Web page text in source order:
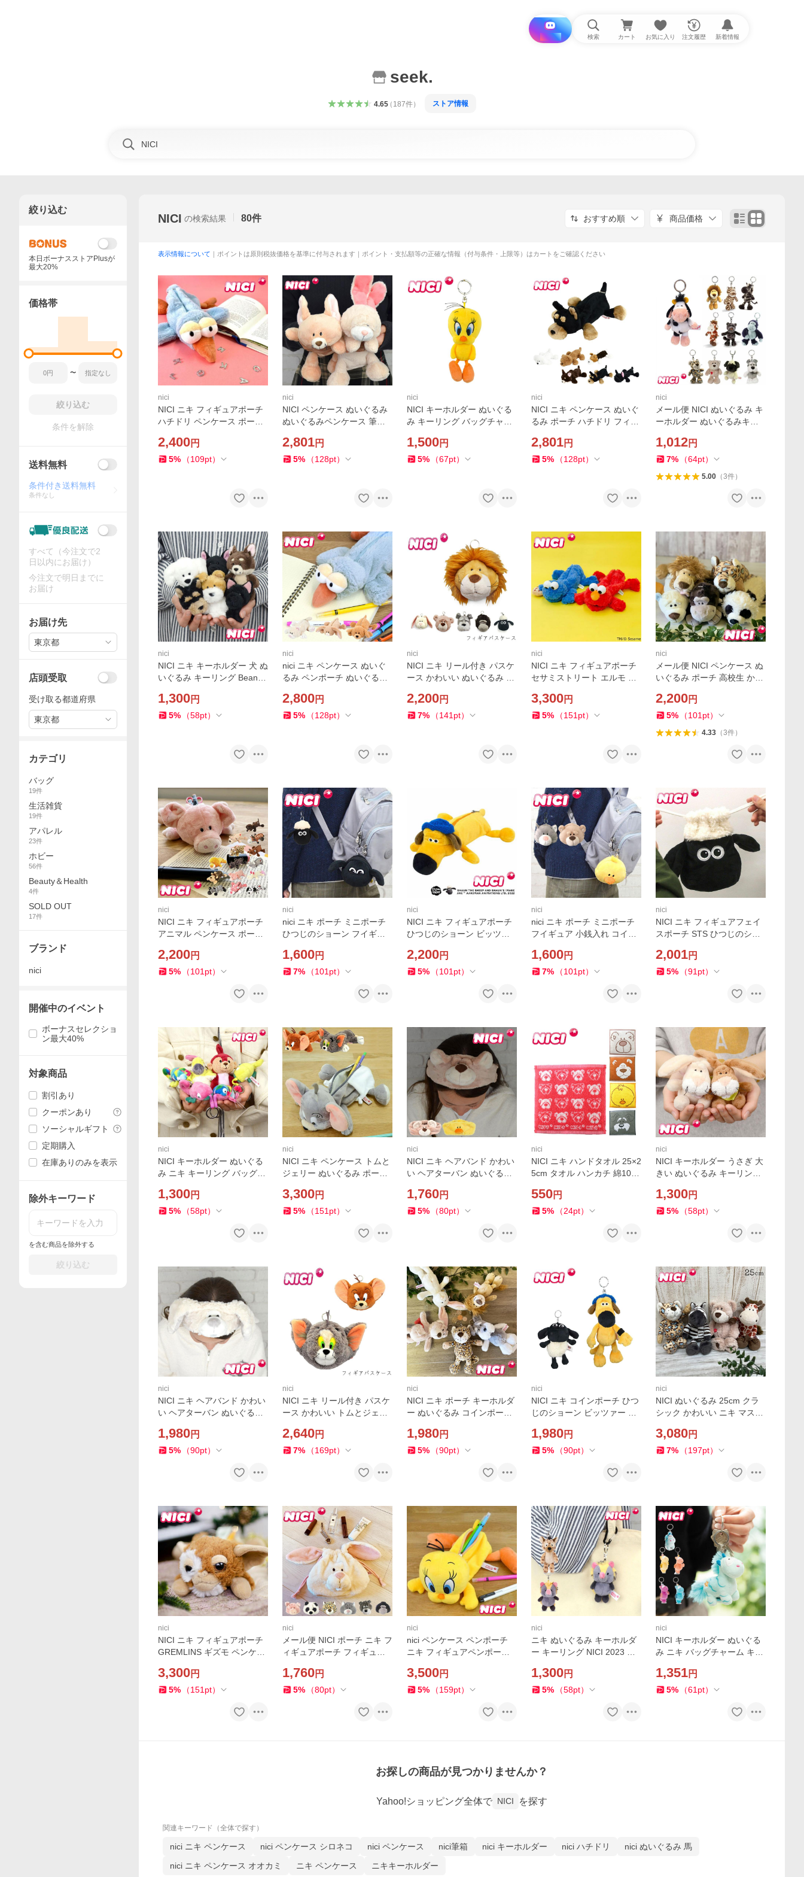
i と探す 検索 カート お気に入り 注文履歴 新着情報
seek.
4.65（ 187件） ストア情報
NICI の検索結果 80件 おすすめ順 商品価格
表示情報について ｜ポイントは原則税抜価格を基準に付与されます｜ポイント・支払額等の正確な情報（付与条件・上限等）はカートをご確認ください
nici
NICI ニキ フィギュアポーチ
ハチドリ ペンケース ポーチ
物 アニマル かわいい おしゃ
れ 中学生 高校生 プレ
2,400円
5% （109pt）
nici
NICI ペンケース ぬいぐるみ
ぬいぐるみペンケース 筆箱
キ ペンポーチ レディース キ
ッズ かわいい 高校生 ポー
2,801円
5% （128pt）
nici
NICI キーホルダー ぬいぐる
み キーリング バッグチャー
トゥイーティー 11cm BB ビ
ーンバッグ ドイツ カ
1,500円
5% （67pt）
nici
NICI ニキ ペンケース ぬいぐ
るみ ポーチ ハチドリ フィギ
クター アニマル 動物 ドイツ
可愛い 筆入れ 高校生
2,801円
5% （128pt）
nici
メール便 NICI ぬいぐるみ キ
ーホルダー ぬいぐるみキー
ニキ アニマル マスコット ラ
イオン レオパード タイガー
1,012円
7% （64pt）
5.00（3件）
nici
NICI ニキ キーホルダー 犬 ぬ
いぐるみ キーリング Bean B
ッグチャーム ブランド 高校
生 おしゃれ
1,300円
5% （58pt）
nici
nici ニキ ペンケース ぬいぐ
るみ ペンポーチ ぬいぐるみ
チ レディース キッズ 筆箱 高
校生 ポーチ 化粧ポーチ 女
2,800円
5% （128pt）
nici
NICI ニキ リール付き パスケ
ース かわいい ぬいぐるみ フ
ース キッズ フィギュア 動物
アニマル 定期入れ ICカ
2,200円
7% （141 pt）
nici
NICI ニキ フィギュアポーチ
セサミストリート エルモ ク
ス ポーチ 小物入れ 筆箱 ぬい
ぐるみ 動物 アニマル かわ
3,300円
5% （151 pt）
nici
メール便 NICI ペンケース ぬ
いぐるみ ポーチ 高校生 かわ
ぐるみペンケース レディー
ス/キッズ ニキ 全8種類 筆
2,200円
5% （101 pt）
4.33（3件）
nici
NICI ニキ フィギュアポーチ
アニマル ペンケース ポーチ
物 アニマル かわいい おしゃ
れ 中学生 高校生 プレ
2,200円
5% （101 pt）
nici
nici ニキ ポーチ ミニポーチ
ひつじのショーン フイギュ
校生 キーホルダー フィギュ
アポーチ カラビナ バッグチ
1,600円
7% （101 pt）
nici
NICI ニキ フィギュアポーチ
ひつじのショーン ビッツァ
れ 筆箱 ぬいぐるみ 動物 アニ
マル かわいい 中学生 高
2,200円
5% （101 pt）
nici
nici ニキ ポーチ ミニポーチ
フイギュア 小銭入れ コイン
ルダー フィギュアポーチ 小
物入れ カラビナ バッグチ
1,600円
7% （101 pt）
nici
NICI ニキ フィギュアフェイ
スポーチ STS ひつじのショ
ーチ 小物入れ 巾着 プレゼン
ト ギフト 中学生 高校生
2,001円
5% （91 pt）
nici
NICI キーホルダー ぬいぐる
み ニキ キーリング バッグア
おしゃれ 高校生 アニマル ド
イツ エコ素材 リサイクル
1,300円
5% （58pt）
nici
NICI ニキ ペンケース トムと
ジェリー ぬいぐるみ ポーチ
リー 女の子 高校生 ペンポー
チ おしゃれ メイクポーチ
3,300円
5% （151 pt）
nici
NICI ニキ ヘアバンド かわい
い ヘアターバン ぬいぐるみ
ア レディース キッズ ドイツ
くま クマ メイク 洗顔
1,760円
5% （80pt）
nici
NICI ニキ ハンドタオル 25×2
5cm タオル ハンカチ 綿10
ナウザー ひよこ ライオン 綿
100％ ウォッ
550円
5% （24pt）
nici
NICI キーホルダー うさぎ 大
きい ぬいぐるみ キーリング
グラビット かわいい ドイツ
ストラップ ビーンバッ
1,300円
5% （58pt）
nici
NICI ニキ ヘアバンド かわい
い ヘアターバン ぬいぐるみ
サギ レディース キッズ ドイ
ツ メイク 洗顔 メール便
1,980円
5% （90pt）
nici
NICI ニキ リール付き パスケ
ース かわいい トムとジェリ
スケース レディース キッズ
トム フィギュア ジェリー
2,640円
7% （169pt）
nici
NICI ニキ ポーチ キーホルダ
ー ぬいぐるみ コインポーチ
全6種類 かわいい コインケー
ス 動物 アニマル マス
1,980円
5% （90pt）
nici
NICI ニキ コインポーチ ひつ
じのショーン ビッツァー テ
インケース 小銭入れ キーホ
ルダー ポーチ リュック か
1,980円
5% （90pt）
nici
NICI ぬいぐるみ 25cm クラ
シック かわいい ニキ マスコ
ント 小さめ 人形 人気 贈り物
動物 キッズ アニ
3,080円
7% （197pt）
nici
NICI ニキ フィギュアポーチ
GREMLINS ギズモ ペンケー
ぐるみ 動物 アニマル かわい
い おしゃれ 中学
3,300円
5% （151 pt）
nici
メール便 NICI ポーチ ニキ フ
ィギュアポーチ フィギュア
着 レディース/キッズ 30904
ラビット シュナウザー
1,760円
5% （80pt）
nici
nici ペンケース ペンポーチ
ニキ フィギュアペンポーチ
ーティー ステーショナリー
ドイツ フィギュアポーチ 女
3,500円
5% （159pt）
nici
ニキ ぬいぐるみ キーホルダ
ー キーリング NICI 2023 バ
サリー ハイエナ テンレック
高校生 動物 アニマル ドイツ
1,300円
5% （58pt）
nici
NICI キーホルダー ぬいぐる
み ニキ バッグチャーム キー
レンズ24 バッグアクセサリ
ー ブランド 高校生
1,351円
5% （61 pt）
お探しの商品が見つかりませんか？
Yahoo!ショッピング全体で NICI を探す
関連キーワード（全体で探す）
nici ニキ ペンケース nici ペンケース シロネコ nici ペンケース nici筆箱 nici キーホルダー nici ハチドリ
nici ぬいぐるみ 馬
nici ニキ ペンケース オオカミ
ニキ ペンケース ニキキーホルダー
絞り込む
本日ボーナスストアPlusが
最大20%
価格帯
〜
絞り込む
条件を解除
送料無料
条件付き送料無料
条件なし
すべて（今注文で2
日以内にお届け）
今注文で明日までに
お届け
お届け先
東京都
店頭受取
受け取る都道府県
東京都
カテゴリ
バッグ
19件
生活雑貨
19件
アパレル
23件
ホビー
56件
Beauty＆Health
4件
SOLD OUT
17件
ブランド
nici
開催中のイベント
ボーナスセレクショ
ン最大40%
対象商品
割引あり
クーポンあり
ソーシャルギフト
定期購入
在庫ありのみを表示
除外キーワード
を含む商品を除外する
絞り込む